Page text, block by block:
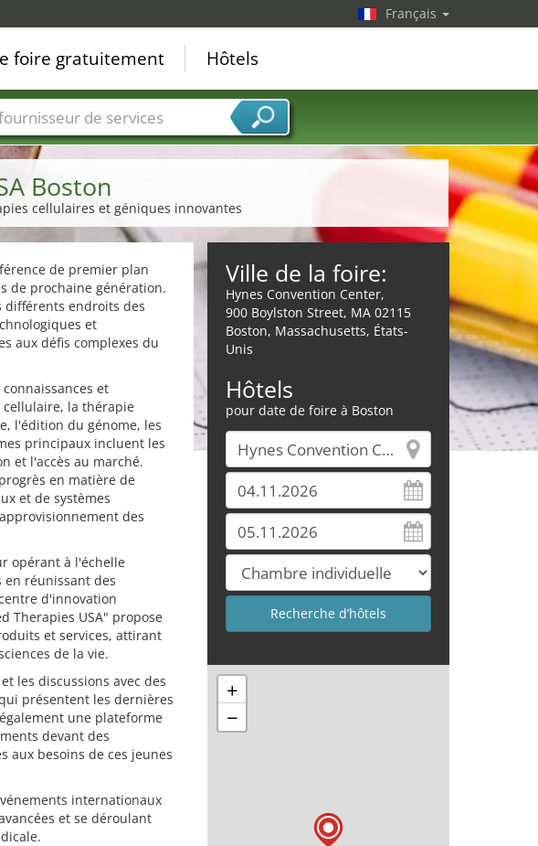
Boston
cellulaires et géniques innovantes
de premier plan
de prochaine génération.
différents endroits des
et
aux défis complexes du
et
cellulaire, la thérapie
l'édition du génome, les
principaux incluent les
et l'accès au marché.
en matière de
et de systèmes
des
opérant à l'échelle
réunissant des
d'innovation
Therapies USA" propose
et services, attirant
de la vie.
les discussions avec des
présentent les dernières
une plateforme
devant des
aux besoins de ces jeunes
internationaux
et se déroulant
Ville de la foire:
Hynes Convention Center,
900 Boylston Street, MA 02115
Boston, Massachusetts, États-
Unis
Hôtels
pour date de foire à Boston
+
−
Français
foire gratuitement Hôtels
fournisseur de services